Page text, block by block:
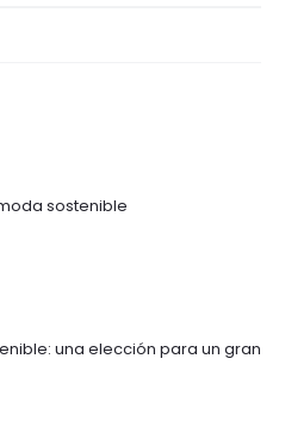
sostenible
una elección para un gran